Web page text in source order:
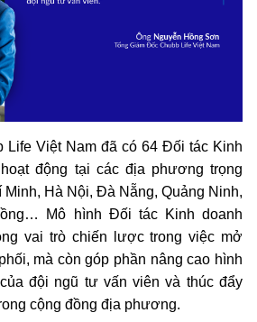
Life Việt Nam đã có 64 Đối tác Kinh
động tại các địa phương trọng
Minh, Hà Nội, Đà Nẵng, Quảng Ninh,
Mô hình Đối tác Kinh doanh
vai trò chiến lược trong việc mở
mà còn góp phần nâng cao hình
đội ngũ tư vấn viên và thúc đẩy
cộng đồng địa phương.